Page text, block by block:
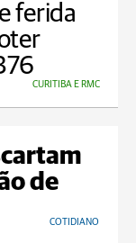
ferida
CURITIBA E RMC
de
COTIDIANO